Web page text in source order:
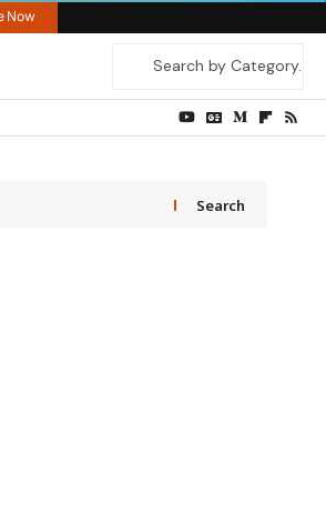
Now
Search